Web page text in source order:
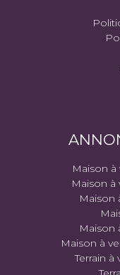
Maison
Maison
Maison
Maison
Maison à
Terrain